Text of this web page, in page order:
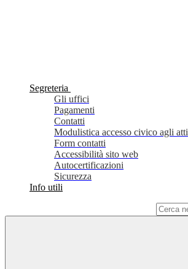
Segreteria
Gli uffici
Pagamenti
Contatti
Modulistica accesso civico agli atti
Form contatti
Accessibilità sito web
Autocertificazioni
Sicurezza
Info utili